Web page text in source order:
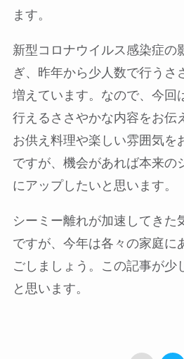
ます。
新型コロナウイルス感染症の
ぎ、昨年から少人数で行うさ
増えています。なので、今回
行えるささやかな内容をお伝
お供え料理や楽しい雰囲気を
ですが、機会があれば本来の
にアップしたいと思います。
シーミー離れが加速してきた
ですが、今年は各々の家庭に
ごしましょう。この記事が少
と思います。